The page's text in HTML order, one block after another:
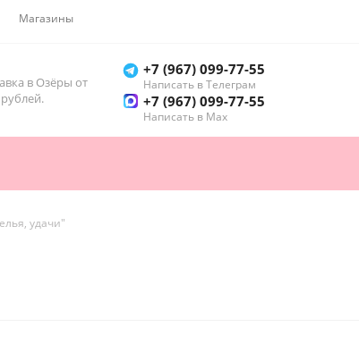
Магазины
в Озёры от
+7 (967) 099-77-55
Написать в Телеграм
+7 (967) 099-77-55
Написать в Мах
удачи"